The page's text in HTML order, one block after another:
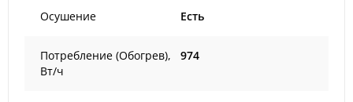
Осушение Есть
Потребление (Обогрев),
Вт/ч
974